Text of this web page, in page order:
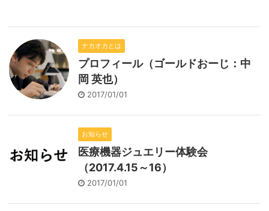
ナカオカとは
プロフィール（ゴールドおーじ：中
岡 英也）
2017/01/01
お知らせ
医療機器ジュエリー体験会
（2017.4.15～16）
2017/01/01